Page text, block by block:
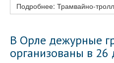
Подробнее: Трамвайно-
В Орле дежурные
организованы в 26